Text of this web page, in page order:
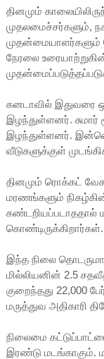
தினமும்
முதலமைச்சர்களும்,
முதன்மையாளர்களும்
நேரலை
கனடாவில் இதுவரை
இழந்துள்ளனர்.
இழந்துள்ளனர்.
வீடுகளுக்குள்
தினமும் ரொக்கட்
மரணங்களும்
கொண்டிருக்கிறார்கள்.
இந்த நிலை
மில்லியனின் 2.5
குறைந்தது 22,000
மருத்துவ அதிகாரி
நிலைமை
இரண்டு மடங்காகும்.